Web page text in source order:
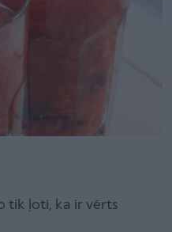
tik ļoti, ka ir vērts